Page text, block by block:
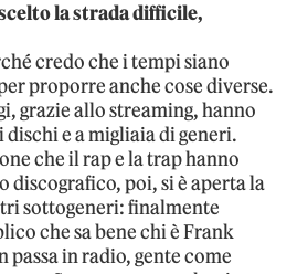
la strada difficile,
credo che i tempi siano
proporre anche cose diverse.
grazie allo streaming, hanno
e a migliaia di generi.
che il rap e la trap hanno
discografico, poi, si è aperta la
sottogeneri: finalmente
che sa bene chi è Frank
passa in radio, gente come